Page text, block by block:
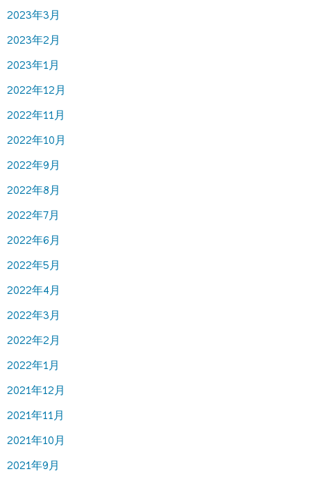
2023年3月
2023年2月
2023年1月
2022年12月
2022年11月
2022年10月
2022年9月
2022年8月
2022年7月
2022年6月
2022年5月
2022年4月
2022年3月
2022年2月
2022年1月
2021年12月
2021年11月
2021年10月
2021年9月